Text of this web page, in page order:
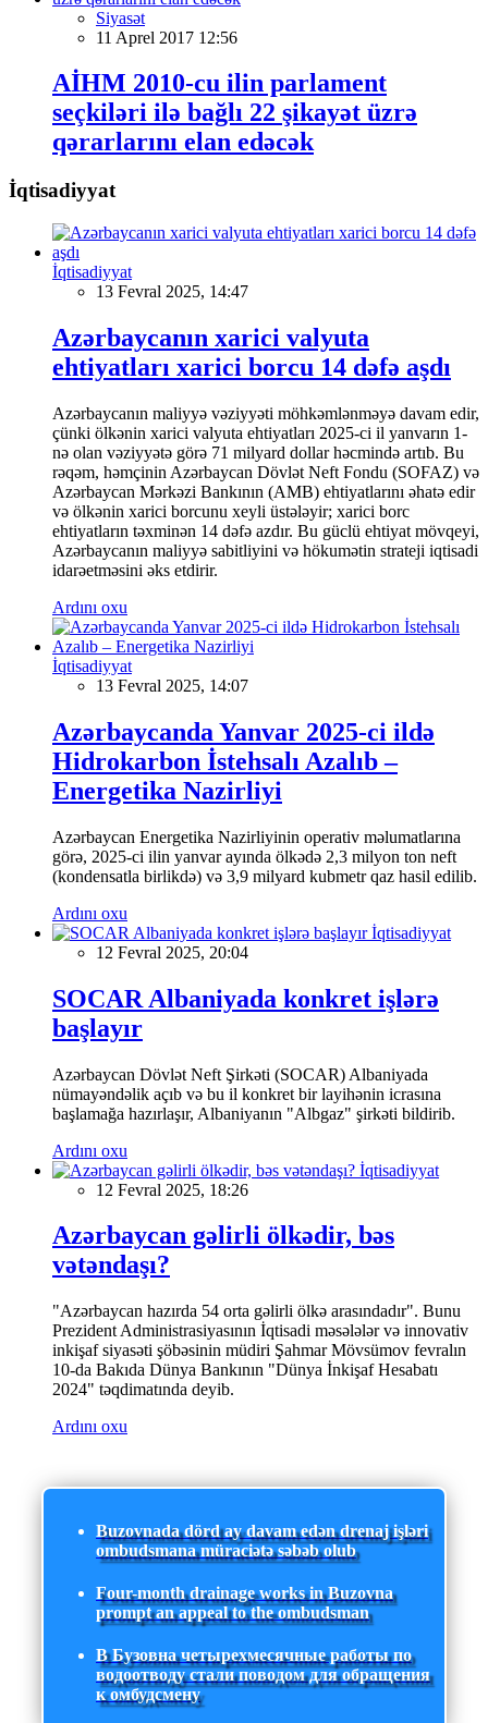
Siyasət
11 Aprel 2017 12:56
AİHM 2010-cu ilin parlament
seçkiləri ilə bağlı 22 şikayət üzrə
qərarlarını elan edəcək
İqtisadiyyat
İqtisadiyyat
13 Fevral 2025, 14:47
Azərbaycanın xarici valyuta
ehtiyatları xarici borcu 14 dəfə aşdı
Azərbaycanın maliyyə vəziyyəti möhkəmlənməyə davam edir,
çünki ölkənin xarici valyuta ehtiyatları 2025-ci il yanvarın 1-
nə olan vəziyyətə görə 71 milyard dollar həcmində artıb. Bu
rəqəm, həmçinin Azərbaycan Dövlət Neft Fondu (SOFAZ) və
Azərbaycan Mərkəzi Bankının (AMB) ehtiyatlarını əhatə edir
və ölkənin xarici borcunu xeyli üstələyir; xarici borc
ehtiyatların təxminən 14 dəfə azdır. Bu güclü ehtiyat mövqeyi,
Azərbaycanın maliyyə sabitliyini və hökumətin strateji iqtisadi
idarəetməsini əks etdirir.
Ardını oxu
İqtisadiyyat
13 Fevral 2025, 14:07
Azərbaycanda Yanvar 2025-ci ildə
Hidrokarbon İstehsalı Azalıb –
Energetika Nazirliyi
Azərbaycan Energetika Nazirliyinin operativ məlumatlarına
görə, 2025-ci ilin yanvar ayında ölkədə 2,3 milyon ton neft
(kondensatla birlikdə) və 3,9 milyard kubmetr qaz hasil edilib.
Ardını oxu
İqtisadiyyat
12 Fevral 2025, 20:04
SOCAR Albaniyada konkret işlərə
başlayır
Azərbaycan Dövlət Neft Şirkəti (SOCAR) Albaniyada
nümayəndəlik açıb və bu il konkret bir layihənin icrasına
başlamağa hazırlaşır, Albaniyanın "Albgaz" şirkəti bildirib.
Ardını oxu
İqtisadiyyat
12 Fevral 2025, 18:26
Azərbaycan gəlirli ölkədir, bəs
vətəndaşı?
"Azərbaycan hazırda 54 orta gəlirli ölkə arasındadır". Bunu
Prezident Administrasiyasının İqtisadi məsələlər və innovativ
inkişaf siyasəti şöbəsinin müdiri Şahmar Mövsümov fevralın
10-da Bakıda Dünya Bankının "Dünya İnkişaf Hesabatı
2024" təqdimatında deyib.
Ardını oxu
Buzovnada dörd ay davam edən drenaj işləri
ombudsmana müraciətə səbəb olub
Four-month drainage works in Buzovna
prompt an appeal to the ombudsman
В Бузовна четырехмесячные работы по
водоотводу стали поводом для обращения
к омбудсмену